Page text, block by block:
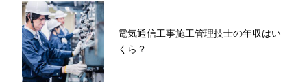
電気通信工事施工管理技士の年収はい
くら？...